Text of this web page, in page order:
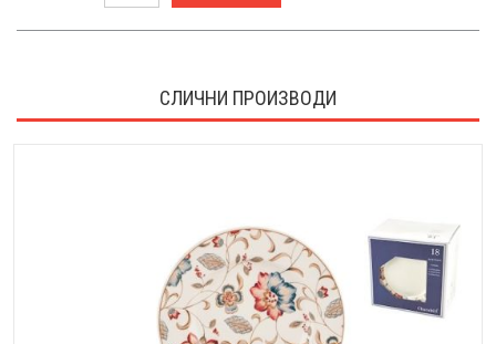
СЛИЧНИ ПРОИЗВОДИ